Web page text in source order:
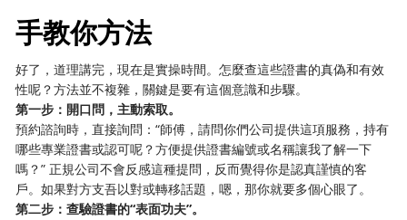
手教你方法
好了，道理講完，現在是實操時間。怎麼查這些證書的真偽和有效
性呢？方法並不複雜，關鍵是要有這個意識和步驟。
第一步：開口問，主動索取。
預約諮詢時，直接詢問：“師傅，請問你們公司提供這項服務，持有
哪些專業證書或認可呢？方便提供證書編號或名稱讓我了解一下
嗎？” 正規公司不會反感這種提問，反而覺得你是認真謹慎的客
戶。如果對方支吾以對或轉移話題，嗯，那你就要多個心眼了。
第二步：查驗證書的“表面功夫”。